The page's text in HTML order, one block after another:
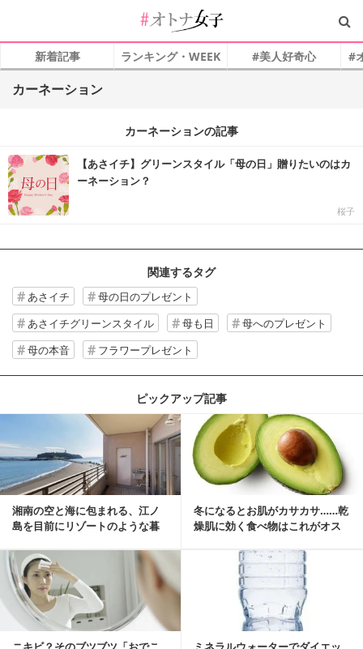
新着記事 ランキング・WEEK #美人好奇心 #
カーネーション
カーネーションの記事
【あさイチ】グリーンスタイル「母の日」贈りたいのはカ
ーネーション？
桜子
関連するタグ
あさイチ
母の日のプレゼント
あさイチグリーンスタイル
母も日
母へのプレゼント
母の本音
フラワープレゼント
ピックアップ記事
湘南の空と海に包まれる、江ノ
島を目前にリゾートのような暮
冬になるとお肌がカサカサ……乾
燥肌に効く食べ物はこれがオス